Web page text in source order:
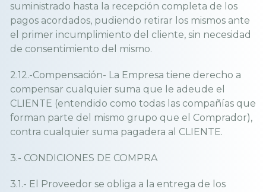
suministrado hasta la recepción completa de los
pagos acordados, pudiendo retirar los mismos ante
el primer incumplimiento del cliente, sin necesidad
de consentimiento del mismo.
2.12.-Compensación- La Empresa tiene derecho a
compensar cualquier suma que le adeude el
CLIENTE (entendido como todas las compañías que
forman parte del mismo grupo que el Comprador),
contra cualquier suma pagadera al CLIENTE.
3.- CONDICIONES DE COMPRA
3.1.- El Proveedor se obliga a la entrega de los